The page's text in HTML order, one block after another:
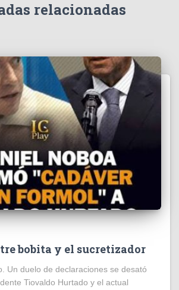
relacionadas
bobita y el sucretizador
Un duelo de declaraciones se desató
Tiovaldo Hurtado y el actual